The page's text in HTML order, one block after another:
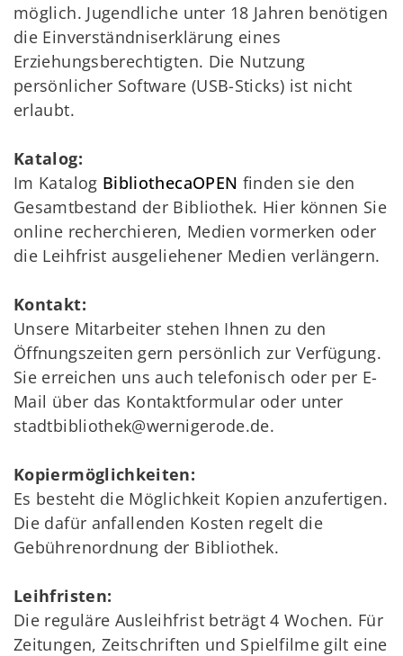
möglich. Jugendliche unter 18 Jahren benötigen
die Einverständniserklärung eines
Erziehungsberechtigten. Die Nutzung
persönlicher Software (USB-Sticks) ist nicht
erlaubt.
Katalog:
Im Katalog BibliothecaOPEN finden sie den
Gesamtbestand der Bibliothek. Hier können Sie
online recherchieren, Medien vormerken oder
die Leihfrist ausgeliehener Medien verlängern.
Kontakt:
Unsere Mitarbeiter stehen Ihnen zu den
Öffnungszeiten gern persönlich zur Verfügung.
Sie erreichen uns auch telefonisch oder per E-
Mail über das Kontaktformular oder unter
stadtbibliothek@wernigerode.de.
Kopiermöglichkeiten:
Es besteht die Möglichkeit Kopien anzufertigen.
Die dafür anfallenden Kosten regelt die
Gebührenordnung der Bibliothek.
Leihfristen:
Die reguläre Ausleihfrist beträgt 4 Wochen. Für
Zeitungen, Zeitschriften und Spielfilme gilt eine